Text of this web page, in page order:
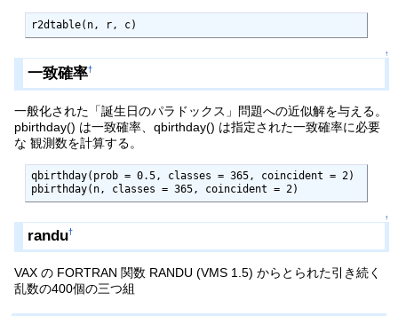
r2dtable(n, r, c)
↑
一致確率†
一般化された「誕生日のパラドックス」問題への近似解を与える。
pbirthday() は一致確率、qbirthday() は指定された一致確率に必要
な 観測数を計算する。
qbirthday(prob = 0.5, classes = 365, coincident = 2)
pbirthday(n, classes = 365, coincident = 2)
↑
randu†
VAX の FORTRAN 関数 RANDU (VMS 1.5) からとられた引き続く
乱数の400個の三つ組